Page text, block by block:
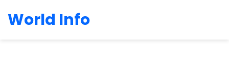
World Info